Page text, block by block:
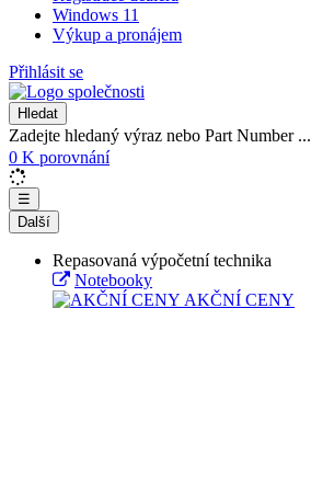
Windows 11
Výkup a pronájem
Přihlásit se
Hledat
Zadejte hledaný výraz nebo Part Number ...
0 K porovnání
☰
Další
Repasovaná výpočetní technika
Notebooky
AKČNÍ CENY